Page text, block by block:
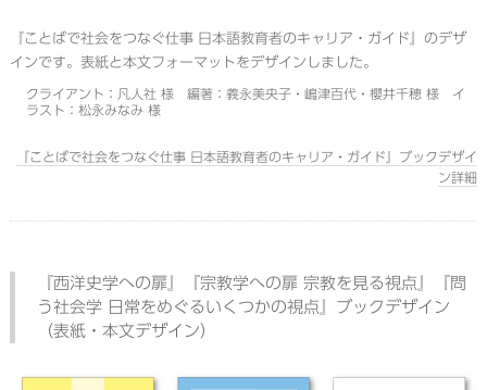
『ことばで社会をつなぐ仕事 日本語教育者のキャリア・ガイド』のデザ
インです。表紙と本文フォーマットをデザインしました。
クライアント：凡人社 様 編著：義永美央子・嶋津百代・櫻井千穂 様 イ
ラスト：松永みなみ 様
『ことばで社会をつなぐ仕事 日本語教育者のキャリア・ガイド』ブックデザイ
ン詳細
『西洋史学への扉』『宗教学への扉 宗教を見る視点』『問
う社会学 日常をめぐるいくつかの視点』ブックデザイン
（表紙・本文デザイン）